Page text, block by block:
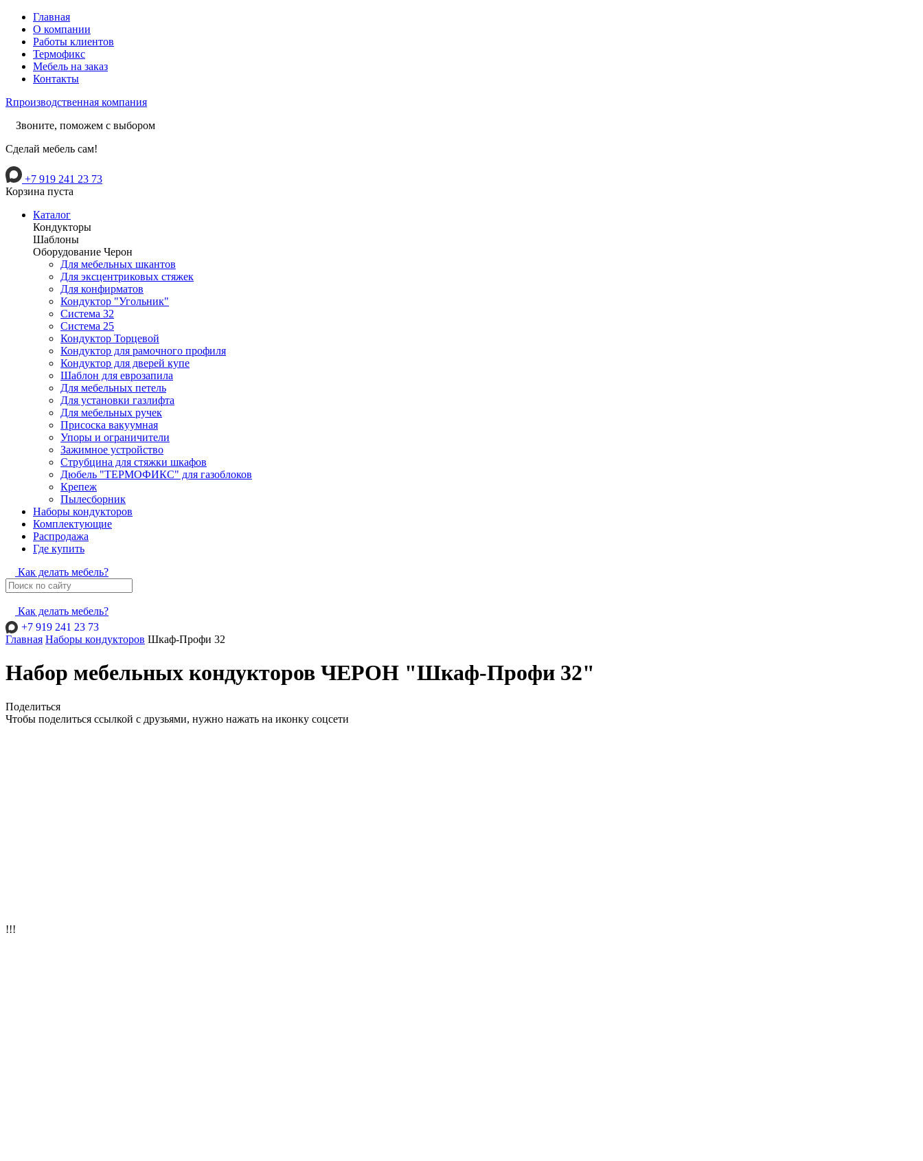
Главная
О компании
Работы клиентов
Термофикс
Мебель на заказ
Контакты
Rпроизводственная компания
Звоните, поможем с выбором
Сделай мебель сам!
+7 919 241 23 73
Корзина пуста
Каталог
Кондукторы
Шаблоны
Оборудование Черон
Для мебельных шкантов
Для эксцентриковых стяжек
Для конфирматов
Кондуктор "Угольник"
Система 32
Система 25
Кондуктор Торцевой
Кондуктор для рамочного профиля
Кондуктор для дверей купе
Шаблон для еврозапила
Для мебельных петель
Для установки газлифта
Для мебельных ручек
Присоска вакуумная
Упоры и ограничители
Зажимное устройство
Струбцина для стяжки шкафов
Дюбель "ТЕРМОФИКС" для газоблоков
Крепеж
Пылесборник
Наборы кондукторов
Комплектующие
Распродажа
Где купить
Как делать мебель?
Как делать мебель?
+7 919 241 23 73
Главная Наборы кондукторов Шкаф-Профи 32
Набор мебельных кондукторов ЧЕРОН "Шкаф-Профи 32"
Поделиться
Чтобы поделиться ссылкой с друзьями, нужно нажать на иконку соцсети
!!!